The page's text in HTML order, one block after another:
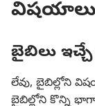
బైబిలు
లేవు, బైబిల్లోని
బైబిల్లోని కొన్ని